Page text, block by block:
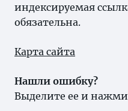
индексируемая
обязательна.
Карта сайта
Нашли ошибку?
Выделите ее и